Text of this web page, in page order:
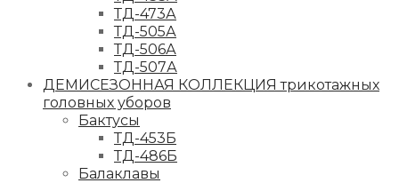
ТД-473А
ТД-505А
ТД-506А
ТД-507А
ДЕМИСЕЗОННАЯ КОЛЛЕКЦИЯ трикотажных
головных уборов
Бактусы
ТД-453Б
ТД-486Б
Балаклавы